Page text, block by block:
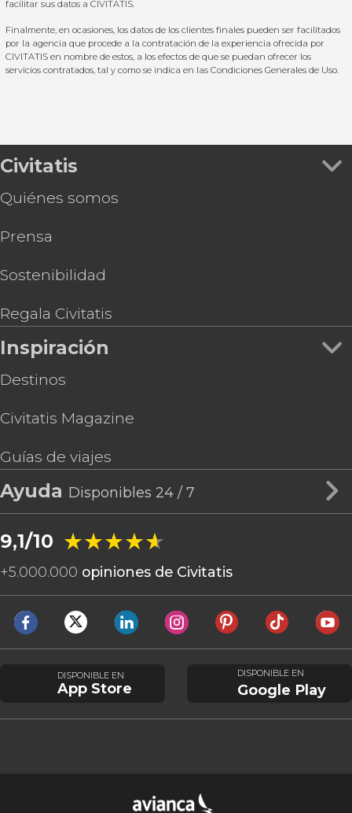
facilitar sus datos a CIVITATIS.
Finalmente, en ocasiones, los datos de los clientes finales pueden ser facilitados
por la agencia que procede a la contratación de la experiencia ofrecida por
CIVITATIS en nombre de estos, a los efectos de que se puedan ofrecer los
servicios contratados, tal y como se indica en las Condiciones Generales de Uso.
Civitatis
Quiénes somos
Prensa
Sostenibilidad
Regala Civitatis
Inspiración
Destinos
Civitatis Magazine
Guías de viajes
Ayuda Disponibles 24 / 7
9,1/10 ★★★★★
★★★★★
+5.000.000 opiniones de Civitatis
DISPONIBLE EN
App Store
DISPONIBLE EN
Google Play